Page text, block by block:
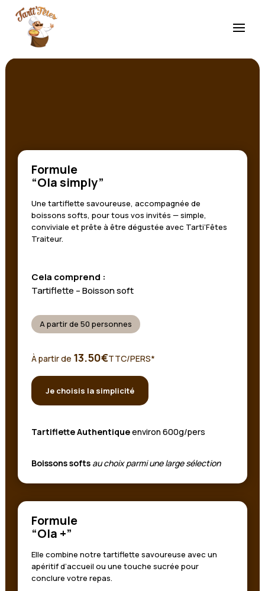
Formule
“Ola simply”
Une tartiflette savoureuse, accompagnée de
boissons softs, pour tous vos invités — simple,
conviviale et prête à être dégustée avec Tarti’Fêtes
Traiteur.
Cela comprend :
Tartiflette – Boisson soft
A partir de 50 personnes
À partir de 13.50€TTC/PERS*
Je choisis la simplicité
Tartiflette Authentiqueenviron 600g/pers
Boissons softs au choix parmi une large sélection
Formule
“Ola +”
Elle combine notre tartiflette savoureuse avec un
apéritif d’accueil ou une touche sucrée pour
conclure votre repas.